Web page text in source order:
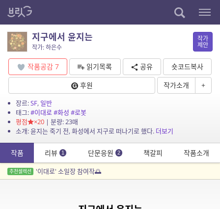
지구에서 윤지는
작가: 하은수
작가
제안
작품공감 7 읽기목록 공유
숏코드복사
후원
작가소개 +
장르:SF, 일반
태그:#이대로#화성 #로봇
평점
×20| 분량: 23매
소개: 윤지는 죽기 전, 화성에서 지구로 떠나기로 했다. 더보기
작품 리뷰 1 단문응원 2 책갈피 작품소개
추천셀렉션 '이대로' 소일장 참여작🌅